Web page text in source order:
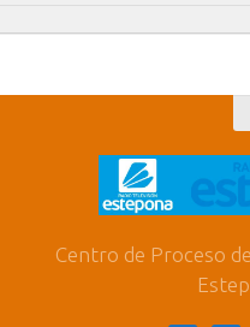
Centro de Proceso